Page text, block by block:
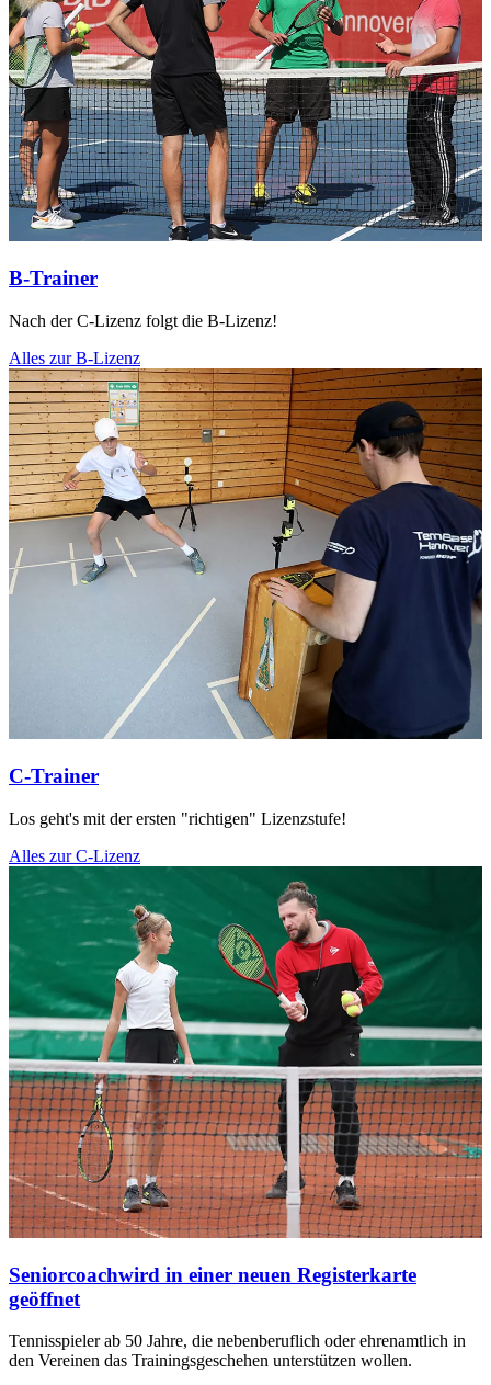
B-Trainer
Nach der C-Lizenz folgt die B-Lizenz!
Alles zur B-Lizenz
C-Trainer
Los geht's mit der ersten "richtigen" Lizenzstufe!
Alles zur C-Lizenz
Seniorcoachwird in einer neuen Registerkarte
geöffnet
Tennisspieler ab 50 Jahre, die nebenberuflich oder ehrenamtlich in
den Vereinen das Trainingsgeschehen unterstützen wollen.